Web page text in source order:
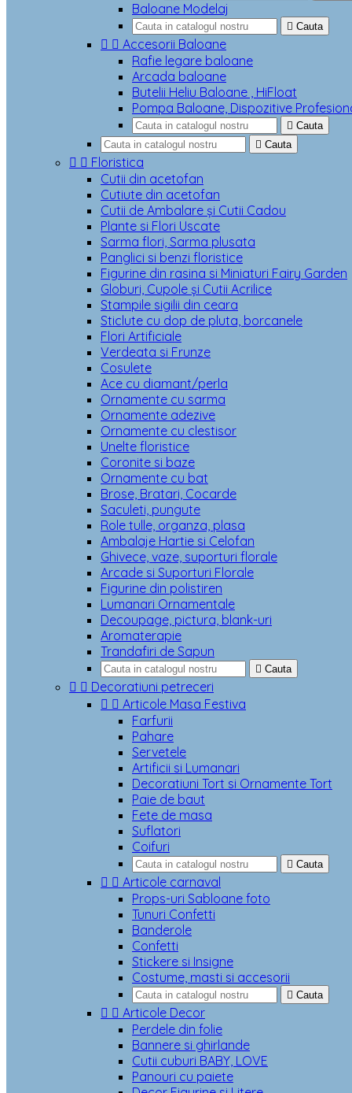
Baloane Modelaj
 Cauta
  Accesorii Baloane
Rafie legare baloane
Arcada baloane
Butelii Heliu Baloane , HiFloat
Pompa Baloane, Dispozitive
 Cauta
 Cauta
  Floristica
Cutii din acetofan
Cutiute din acetofan
Cutii de Ambalare și Cutii Cadou
Plante si Flori Uscate
Sarma flori, Sarma plusata
Panglici si benzi floristice
Figurine din rasina si Miniaturi Fairy Garden
Globuri, Cupole și Cutii Acrilice
Stampile sigilii din ceara
Sticlute cu dop de pluta, borcanele
Flori Artificiale
Verdeata si Frunze
Cosulete
Ace cu diamant/perla
Ornamente cu sarma
Ornamente adezive
Ornamente cu clestisor
Unelte floristice
Coronite si baze
Ornamente cu bat
Brose, Bratari, Cocarde
Saculeti, pungute
Role tulle, organza, plasa
Ambalaje Hartie si Celofan
Ghivece, vaze, suporturi florale
Arcade si Suporturi Florale
Figurine din polistiren
Lumanari Ornamentale
Decoupage, pictura, blank-uri
Aromaterapie
Trandafiri de Sapun
 Cauta
  Decoratiuni petreceri
  Articole Masa Festiva
Farfurii
Pahare
Servetele
Artificii si Lumanari
Decoratiuni Tort si Ornamente Tort
Paie de baut
Fete de masa
Suflatori
Coifuri
 Cauta
  Articole carnaval
Props-uri Sabloane foto
Tunuri Confetti
Banderole
Confetti
Stickere si Insigne
Costume, masti si accesorii
 Cauta
  Articole Decor
Perdele din folie
Bannere si ghirlande
Cutii cuburi BABY, LOVE
Panouri cu paiete